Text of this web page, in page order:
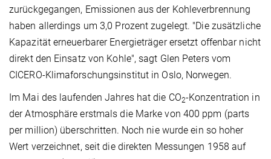
zurückgegangen, Emissionen aus der Kohleverbrennung
haben allerdings um 3,0 Prozent zugelegt. "Die zusätzliche
Kapazität erneuerbarer Energieträger ersetzt offenbar nicht
direkt den Einsatz von Kohle", sagt Glen Peters vom
CICERO-Klimaforschungsinstitut in Oslo, Norwegen.
Im Mai des laufenden Jahres hat die CO2-Konzentration in
der Atmosphäre erstmals die Marke von 400 ppm (parts
per million) überschritten. Noch nie wurde ein so hoher
Wert verzeichnet, seit die direkten Messungen 1958 auf